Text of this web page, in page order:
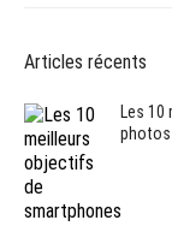
Articles récents
Les